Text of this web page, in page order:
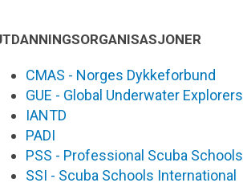
CMAS - Norges Dykkeforbund
GUE - Global Underwater Explorers
IANTD
PADI
PSS - Professional Scuba Schools
SSI - Scuba Schools International